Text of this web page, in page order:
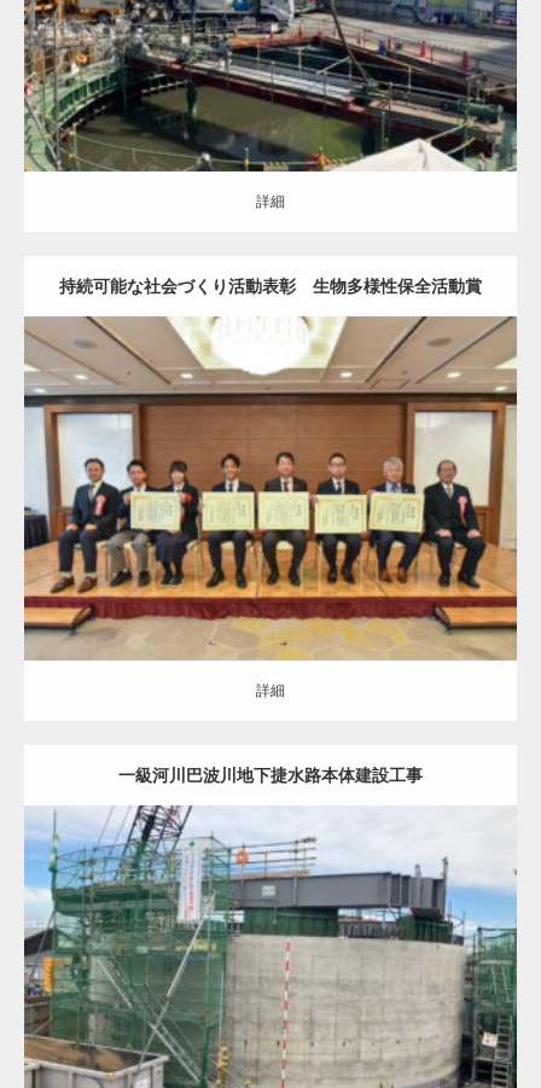
詳細
詳細
持続可能な社会づくり活動表彰 生物多様性保全活動賞
その他受賞実績(ALL) 環境活動
詳細
詳細
一級河川巴波川地下捷水路本体建設工事
圧入ケーソン（ALL） 圧入式オープンケーソン（立坑）
詳細